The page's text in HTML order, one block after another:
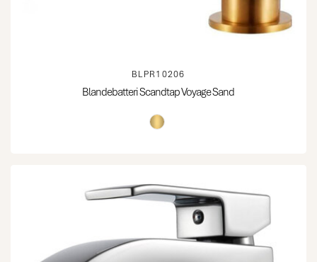
BLPR10206
Blandebatteri Scandtap Voyage Sand